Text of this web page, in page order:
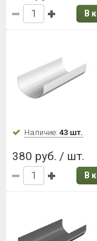
В
Наличие: 43 шт.
380 руб. / шт.
В